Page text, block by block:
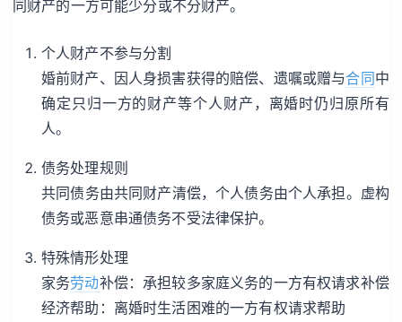
同财产的一方可能少分或不分财产。
个人财产不参与分割
婚前财产、因人身损害获得的赔偿、遗嘱或赠与合同中
确定只归一方的财产等个人财产，离婚时仍归原所有
人。
债务处理规则
共同债务由共同财产清偿，个人债务由个人承担。虚构
债务或恶意串通债务不受法律保护。
特殊情形处理
家务劳动补偿：承担较多家庭义务的一方有权请求补偿
经济帮助：离婚时生活困难的一方有权请求帮助